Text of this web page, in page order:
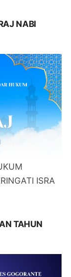
NABI
ISRA
TAHUN